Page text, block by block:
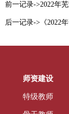
前一记录->2022年
师资建设
特级教师